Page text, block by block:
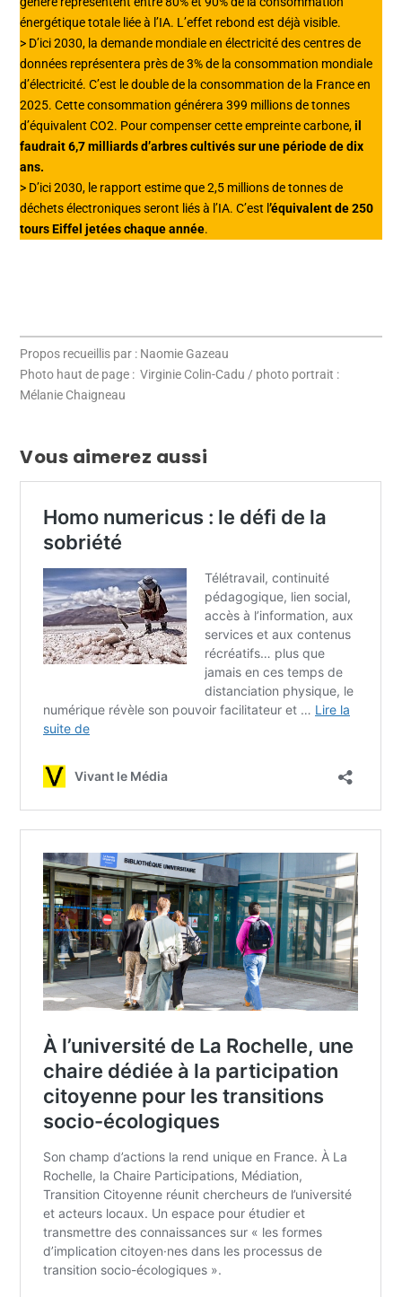
énergétique totale liée à l’IA. L’effet rebond est déjà visible.
> D’ici 2030, la demande mondiale en électricité des centres de
données représentera près de 3% de la consommation mondiale
d’électricité. C’est le double de la consommation de la France en
2025. Cette consommation générera 399 millions de tonnes
d’équivalent CO2. Pour compenser cette empreinte carbone,il
faudrait 6,7 milliards d’arbres cultivés sur une période de dix
ans.
> D’ici 2030, le rapport estime que 2,5 millions de tonnes de
déchets électroniques seront liés à l’IA. C’est l’équivalent de 250
tours Eiffel jetées chaque année.
Propos recueillis par : Naomie Gazeau
Photo haut de page : Virginie Colin-Cadu / photo portrait :
Mélanie Chaigneau
Vous aimerez aussi